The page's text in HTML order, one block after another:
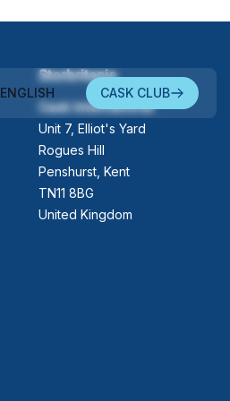
ENGLISH CASK CLUB
Storbritania
Cask International
Unit 7, Elliot's Yard
Rogues Hill
Penshurst, Kent
TN11 8BG
United Kingdom